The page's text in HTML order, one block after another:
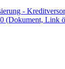
-
(Dokument, Link